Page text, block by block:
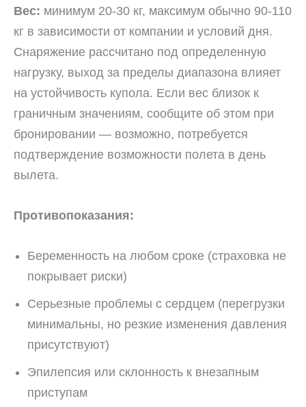
Вес: минимум 20-30 кг, максимум обычно 90-110
кг в зависимости от компании и условий дня.
Снаряжение рассчитано под определенную
нагрузку, выход за пределы диапазона влияет
на устойчивость купола. Если вес близок к
граничным значениям, сообщите об этом при
бронировании — возможно, потребуется
подтверждение возможности полета в день
вылета.
Противопоказания:
Беременность на любом сроке (страховка не
покрывает риски)
Серьезные проблемы с сердцем (перегрузки
минимальны, но резкие изменения давления
присутствуют)
Эпилепсия или склонность к внезапным
приступам